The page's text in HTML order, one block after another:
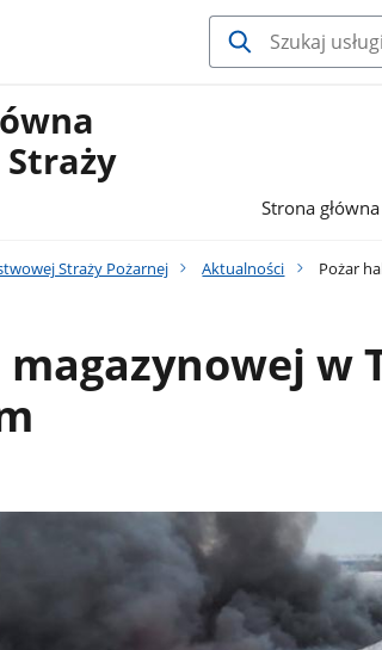
Strona główna
Straży Pożarnej Aktualności Pożar
magazynowej w